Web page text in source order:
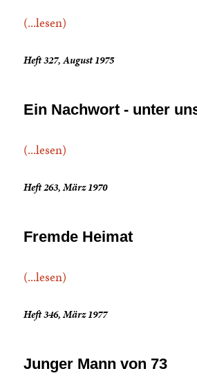
(...lesen)
Heft 327, August 1975
Ein Nachwort - unter
(...lesen)
Heft 263, März 1970
Fremde Heimat
(...lesen)
Heft 346, März 1977
Junger Mann von 73